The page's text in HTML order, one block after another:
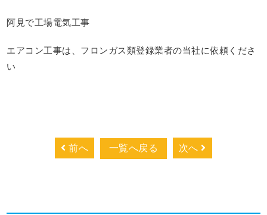
阿見で工場電気工事
エアコン工事は、フロンガス類登録業者の当社に依頼くださ
い
前へ 一覧へ戻る 次へ